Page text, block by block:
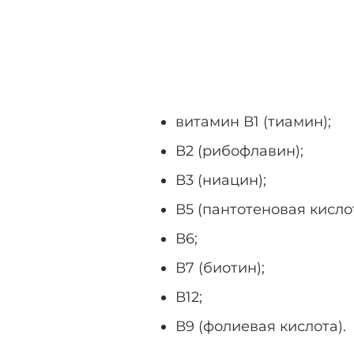
витамин В1 (тиамин);
В2 (рибофлавин);
В3 (ниацин);
В5 (пантотеновая
В6;
В7 (биотин);
В12;
В9 (фолиевая кислота).